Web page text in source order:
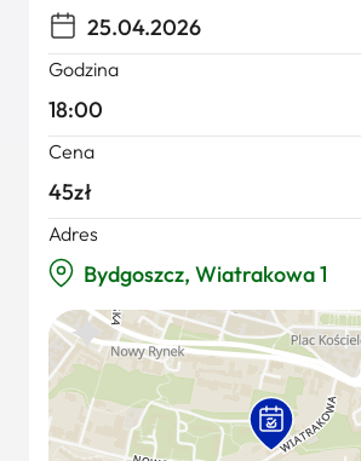
25.04.2026
Godzina
18:00
Cena
45zł
Adres
Bydgoszcz, Wiatrakowa 1